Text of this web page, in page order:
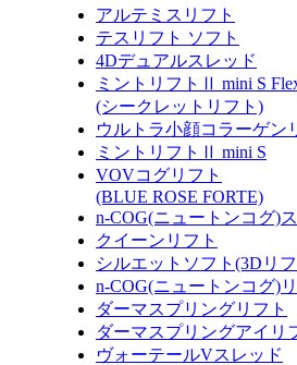
アルテミスリフト
テスリフト ソフト
4Dデュアルスレッド
ミントリフトⅡ mini S
(シークレットリフト)
ウルトラ小顔コラーゲン
ミントリフトⅡ mini S
VOVコグリフト
(BLUE ROSE FORTE)
n-COG(ニュートンコグ)
クイーンリフト
シルエットソフト(3Dリ
n-COG(ニュートンコグ)
ダーマスプリングリフト
ダーマスプリングアイリ
ヴォーテールVスレッド